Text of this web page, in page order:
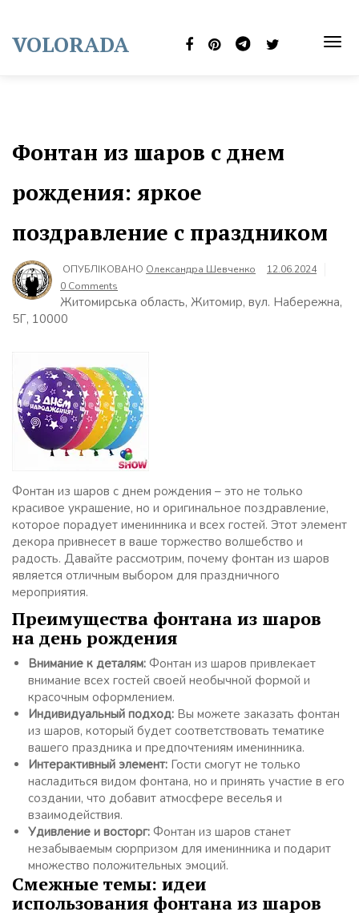
content
VOLORADA
Фонтан из шаров с днем
рождения: яркое
поздравление с праздником
ОПУБЛІКОВАНО Олександра Шевченко
12.06.2024
0 Comments
Житомирська область, Житомир, вул. Набережна,
5Г, 10000
Фонтан из шаров с днем рождения – это не только
красивое украшение, но и оригинальное поздравление,
которое порадует именинника и всех гостей. Этот элемент
декора привнесет в ваше торжество волшебство и
радость. Давайте рассмотрим, почему фонтан из шаров
является отличным выбором для праздничного
мероприятия.
Преимущества фонтана из шаров
на день рождения
Внимание к деталям: Фонтан из шаров привлекает
внимание всех гостей своей необычной формой и
красочным оформлением.
Индивидуальный подход: Вы можете заказать фонтан
из шаров, который будет соответствовать тематике
вашего праздника и предпочтениям именинника.
Интерактивный элемент: Гости смогут не только
насладиться видом фонтана, но и принять участие в его
создании, что добавит атмосфере веселья и
взаимодействия.
Удивление и восторг: Фонтан из шаров станет
незабываемым сюрпризом для именинника и подарит
множество положительных эмоций.
Смежные темы: идеи
использования фонтана из шаров